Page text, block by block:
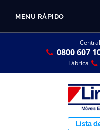
MENU RÁPIDO
0800 607
Fábrica
Lista
Linha Resina Plástica
CATÁLOGO LINPLAST 2025
SOBRE A EMPRESA